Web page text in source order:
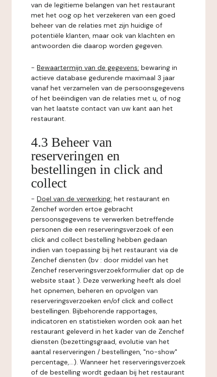
van de legitieme belangen van het restaurant
met het oog op het verzekeren van een goed
beheer van de relaties met zijn huidige of
potentiële klanten, maar ook van klachten en
antwoorden die daarop worden gegeven.
- Bewaartermijn van de gegevens: bewaring in
actieve database gedurende maximaal 3 jaar
vanaf het verzamelen van de persoonsgegevens
of het beëindigen van de relaties met u, of nog
van het laatste contact van uw kant aan het
restaurant.
4.3 Beheer van
reserveringen en
bestellingen in click and
collect
- Doel van de verwerking: het restaurant en
Zenchef worden ertoe gebracht
persoonsgegevens te verwerken betreffende
personen die een reserveringsverzoek of een
click and collect bestelling hebben gedaan
indien van toepassing bij het restaurant via de
Zenchef diensten (bv : door middel van het
Zenchef reserveringsverzoekformulier dat op de
website staat ). Deze verwerking heeft als doel
het opnemen, beheren en opvolgen van
reserveringsverzoeken en/of click and collect
bestellingen. Bijbehorende rapportages,
indicatoren en statistieken worden ook aan het
restaurant geleverd in het kader van de Zenchef
diensten (bezettingsgraad, evolutie van het
aantal reserveringen / bestellingen, "no-show"
percentage,...). Wanneer het reserveringsverzoek
of de bestelling wordt gedaan bij het restaurant